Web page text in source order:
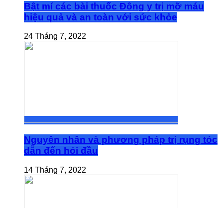
Bật mí các bài thuốc Đông y trị mỡ máu
hiệu quả và an toàn với sức khỏe
24 Tháng 7, 2022
Nguyên nhân và phương pháp trị rụng tóc
dẫn đến hói đầu
14 Tháng 7, 2022